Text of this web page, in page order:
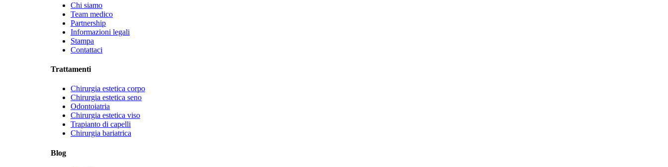
Chi siamo
Team medico
Partnership
Informazioni legali
Stampa
Contattaci
Trattamenti
Chirurgia estetica corpo
Chirurgia estetica seno
Odontoiatria
Chirurgia estetica viso
Trapianto di capelli
Chirurgia bariatrica
Blog